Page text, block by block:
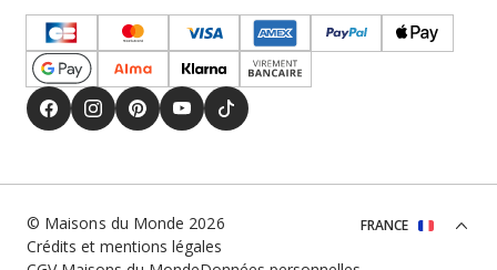
© Maisons du Monde 2026
Crédits et mentions légales
FRANCE